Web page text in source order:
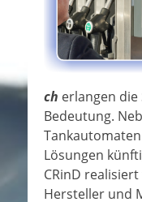
ch erlangen
Bedeutung.
Lösungen
CRinD
Hersteller und